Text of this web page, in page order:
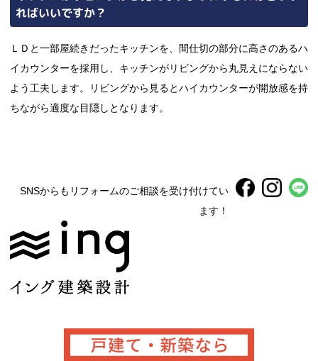
ればいいですか？
ＬＤと一部屋続きだったキッチンを、間仕切の部分に高さのあるハ
イカウンターを採用し、キッチンがリビングから丸見えにならない
よう工夫します。リビングから見るとハイカウンターが開放感を持
ちながら適度な目隠しとなります。
SNSからもリフォームのご相談を受け付けてい
ます！